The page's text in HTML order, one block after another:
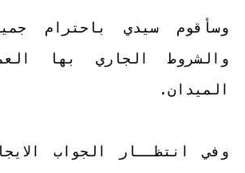
وسأقوم سيدي باحترام
والشروط الجاري بها
الميدان.
وفي انتظــار الجواب